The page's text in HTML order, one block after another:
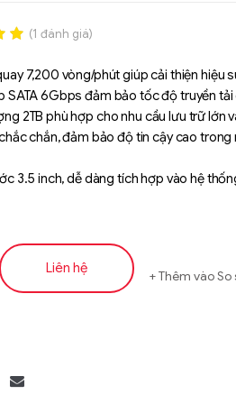
(1 đánh giá)
7,200 vòng/phút giúp cải thiện hiệu
SATA 6Gbps đảm bảo tốc độ truyền tải
2TB phù hợp cho nhu cầu lưu trữ lớn
chắn, đảm bảo độ tin cậy cao
3.5 inch, dễ dàng tích hợp vào hệ
Liên hệ Thêm vào So
Liên hệ